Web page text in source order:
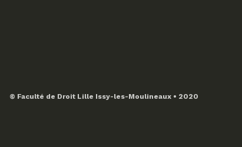
© Faculté de Droit Lille Issy-les-Moulineaux • 2020